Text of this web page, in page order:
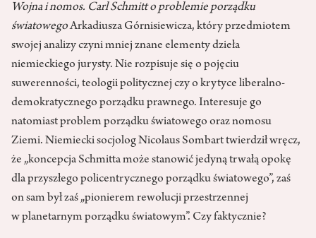
Wojna i nomos. Carl Schmitt o problemie porządku
światowegoArkadiusza Górnisiewicza, który przedmiotem
swojej analizy czyni mniej znane elementy dzieła
niemieckiego jurysty. Nie rozpisuje się o pojęciu
suwerenności, teologii politycznej czy o krytyce liberalno-
demokratycznego porządku prawnego. Interesuje go
natomiast problem porządku światowego oraz nomosu
Ziemi. Niemiecki socjolog Nicolaus Sombart twierdził wręcz,
że „koncepcja Schmitta może stanowić jedyną trwałą opokę
dla przyszłego policentrycznego porządku światowego”, zaś
on sam był zaś „pionierem rewolucji przestrzennej
w planetarnym porządku światowym”. Czy faktycznie?